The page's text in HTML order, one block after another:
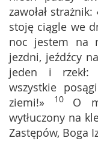
zawołał
stoję ciągle we
noc jestem na
jezdni, jeźdźcy
jeden i rzekł:
wszystkie
ziemi!» 10 O
wytłuczony na
Zastępów, Boga